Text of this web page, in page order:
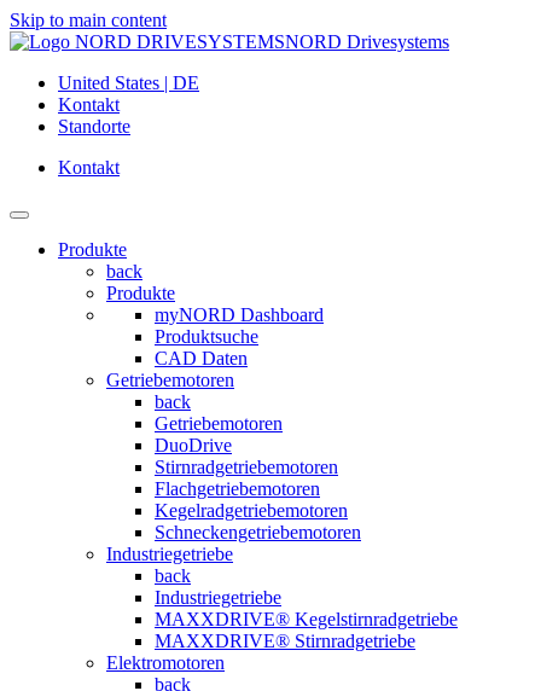
Skip to main content
NORD Drivesystems
United States | DE
Kontakt
Standorte
Kontakt
Produkte
back
Produkte
myNORD Dashboard
Produktsuche
CAD Daten
Getriebemotoren
back
Getriebemotoren
DuoDrive
Stirnradgetriebemotoren
Flachgetriebemotoren
Kegelradgetriebemotoren
Schneckengetriebemotoren
Industriegetriebe
back
Industriegetriebe
MAXXDRIVE® Kegelstirnradgetriebe
MAXXDRIVE® Stirnradgetriebe
Elektromotoren
back